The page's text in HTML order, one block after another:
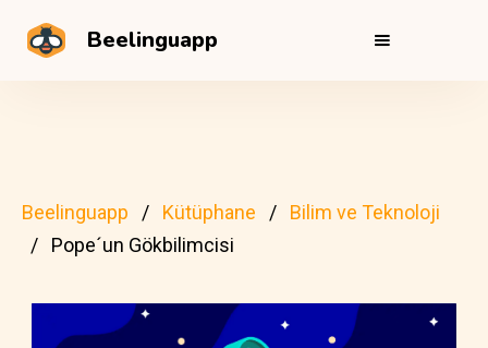
Beelinguapp
Beelinguapp Kütüphane
Bilim ve Teknoloji
Pope´un Gökbilimcisi